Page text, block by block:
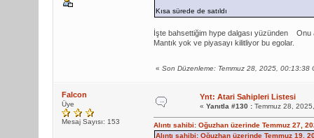
Kısa sürede de satıldı
İşte bahsettiğim hype dalgası yüzünden
Onu
Mantık yok ve piyasayı kilitliyor bu egolar.
« Son Düzenleme: Temmuz 28, 2025, 00:13:38
Falcon
Üye
Mesaj Sayısı: 153
Ynt: Atari Sahipleri Listesi
« Yanıtla #130 :Temmuz 28,
Alıntı sahibi: Oğuzhan üzerinde Temmuz 27,
Alıntı sahibi: Oğuzhan üzerinde Temmuz 19,